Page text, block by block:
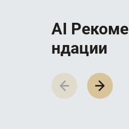
AI
н­д­а­ц­и­и